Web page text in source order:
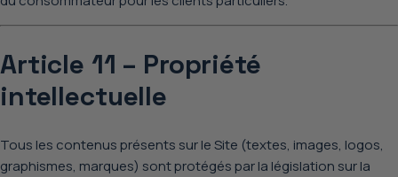
Article 11 – Propriété
intellectuelle
Tous les contenus présents sur le Site (textes, images, logos,
graphismes, marques) sont protégés par la législation sur la